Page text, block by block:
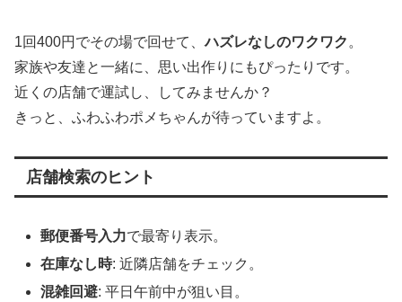
1回400円でその場で回せて、ハズレなしのワクワク 。
家族や友達と一緒に、思い出作りにもぴったりです。
近くの店舗で運試し、してみませんか？
きっと、ふわふわポメちゃんが待っていますよ。
店舗検索のヒント
郵便番号入力で最寄り表示。
在庫なし時: 近隣店舗をチェック。
混雑回避: 平日午前中が狙い目。